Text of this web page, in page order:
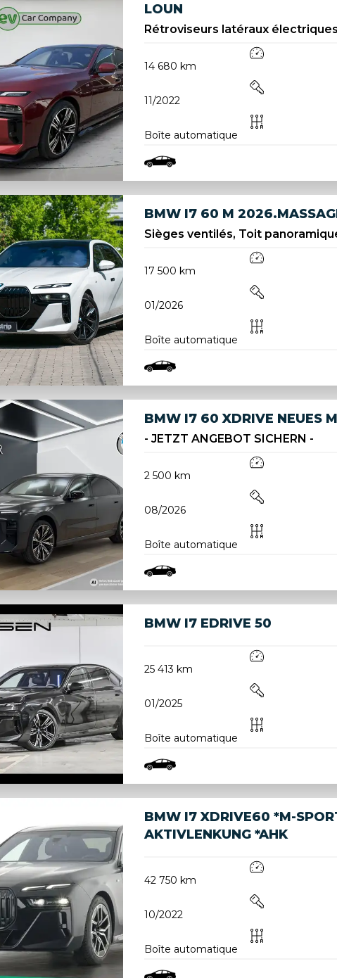
LOUN
Rétroviseurs latéraux
14 680 km
11/2022
Boîte automatique
BMW I7 60 M
Sièges ventilés, Toit
17 500 km
01/2026
Boîte automatique
BMW I7 60 XDRIVE NEUES
- JETZT ANGEBOT SICHERN -
2 500 km
08/2026
Boîte automatique
BMW I7 EDRIVE 50
25 413 km
01/2025
Boîte automatique
BMW I7 XDRIVE60 *M-
AKTIVLENKUNG *AHK
42 750 km
10/2022
Boîte automatique